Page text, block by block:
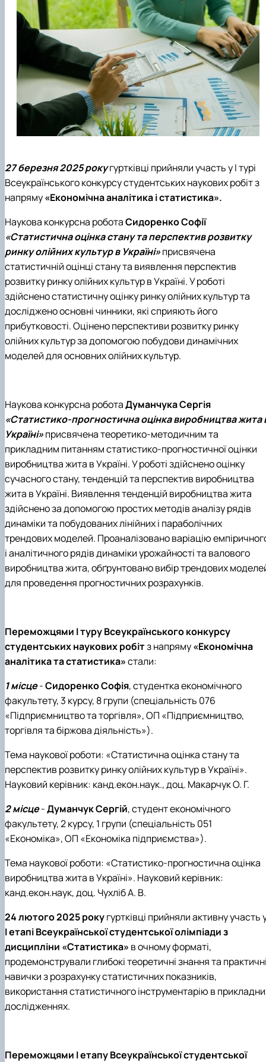
27 березня 2025 рокугуртківці прийняли участь у І турі
Всеукраїнського конкурсу студентських наукових робіт з
напряму«Економічна аналітика і статистика».
Наукова конкурсна роботаСидоренко Софії
«Статистична оцінка стану та перспектив розвитку
ринку олійних культур в Україні»присвячена
статистичній оцінці стану та виявлення перспектив
розвитку ринку олійних культур в Україні. У роботі
здійснено статистичну оцінку ринку олійних культур та
досліджено основні чинники, які сприяють його
прибутковості. Оцінено перспективи розвитку ринку
олійних культур за допомогою побудови динамічних
моделей для основних олійних культур.
Наукова конкурсна роботаДуманчука Сергія
«Статистико-прогностична оцінка виробництва жита
Україні»присвячена теоретико-методичним та
прикладним питанням статистико-прогностичної оцінки
виробництва жита в Україні. У роботі здійснено оцінку
сучасного стану, тенденцій та перспектив виробництва
жита в Україні. Виявлення тенденцій виробництва жита
здійснено за допомогою простих методів аналізу рядів
динаміки та побудованих лінійних і параболічних
трендових моделей. Проаналізовано варіацію
і аналітичного рядів динаміки урожайності та валового
виробництва жита, обґрунтовано вибір трендових
для проведення прогностичних розрахунків.
Переможцями І туру Всеукраїнського конкурсу
студентських наукових робітз напряму«Економічна
аналітика та статистика»стали:
1 місце-Сидоренко Софія, студентка економічного
факультету, 3 курсу, 8 групи (спеціальність 076
«Підприємництво та торгівля», ОП «Підприємництво,
торгівля та біржова діяльність»).
Тема наукової роботи: «Статистична оцінка стану та
перспектив розвитку ринку олійних культур в Україні».
Науковий керівник: канд.екон.наук., доц. Макарчук О. Г.
2 місце-Думанчук Сергій, студент економічного
факультету, 2 курсу, 1 групи (спеціальність 051
«Економіка», ОП «Економіка підприємства»).
Тема наукової роботи: «Статистико-прогностична оцінка
виробництва жита в Україні». Науковий керівник:
канд.екон.наук, доц. Чухліб А. В.
24 лютого 2025 рокугуртківці прийняли активну участь
І етапі Всеукраїнської студентської олімпіади з
дисципліни «Статистика» в очному форматі,
продемонстрували глибокі теоретичні знання та
навички з розрахунку статистичних показників,
використання статистичного інструментарію в
дослідженнях.
Переможцями І етапу Всеукраїнської студентської